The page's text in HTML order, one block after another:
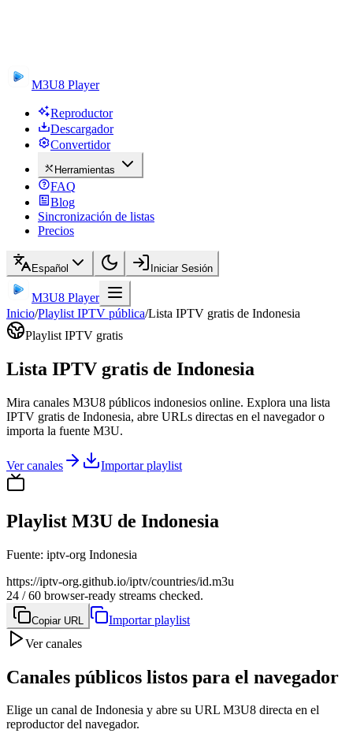
M3U8 Player
Reproductor
Descargador
Convertidor
Herramientas
FAQ
Blog
Sincronización de listas
Precios
Español Iniciar Sesión
M3U8 Player
Inicio/Playlist IPTV pública/Lista IPTV gratis de Indonesia
Playlist IPTV gratis
Lista IPTV gratis de Indonesia
Mira canales M3U8 públicos indonesios online. Explora una lista
IPTV gratis de Indonesia, abre URLs directas en el navegador o
importa la fuente M3U.
Ver canales Importar playlist
Playlist M3U de Indonesia
Fuente: iptv-org Indonesia
https://iptv-org.github.io/iptv/countries/id.m3u
24 / 60 browser-ready streams checked.
Copiar URL
Importar playlist
Ver canales
Canales públicos listos para el navegador
Elige un canal de Indonesia y abre su URL M3U8 directa en el
reproductor del navegador.